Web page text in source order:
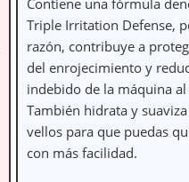
Triple Irritation Defense,
razón, contribuye a
del enrojecimiento y
indebido de la máquina
También hidrata y
vellos para que puedas
con más facilidad.